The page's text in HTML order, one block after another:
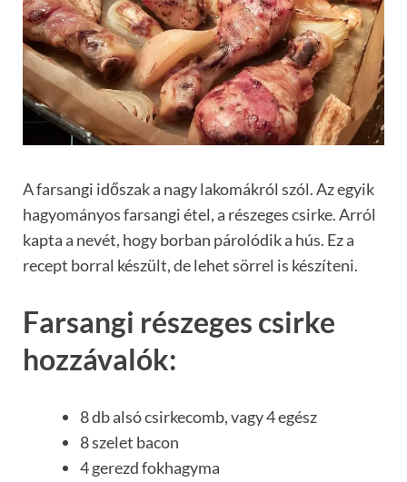
A farsangi időszak a nagy lakomákról szól. Az egyik
hagyományos farsangi étel, a részeges csirke. Arról
kapta a nevét, hogy borban párolódik a hús. Ez a
recept borral készült, de lehet sörrel is készíteni.
Farsangi részeges csirke
hozzávalók:
8 db alsó csirkecomb, vagy 4 egész
8 szelet bacon
4 gerezd fokhagyma